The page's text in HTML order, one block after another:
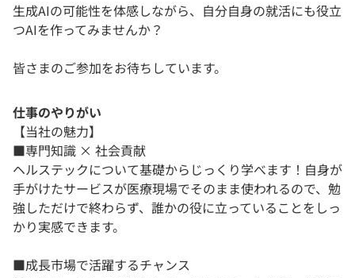
生成AIの可能性を体感しながら、自分自身の就活にも役立
つAIを作ってみませんか？
皆さまのご参加をお待ちしています。
仕事のやりがい
【当社の魅力】
■専門知識 × 社会貢献
ヘルステックについて基礎からじっくり学べます！自身が
手がけたサービスが医療現場でそのまま使われるので、勉
強しただけで終わらず、誰かの役に立っていることをしっ
かり実感できます。
■成長市場で活躍するチャンス